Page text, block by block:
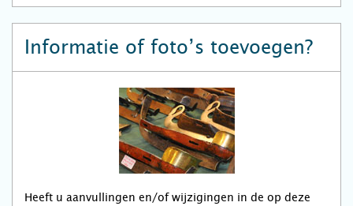
Informatie of foto’s toevoegen?
Heeft u aanvullingen en/of wijzigingen in de op deze